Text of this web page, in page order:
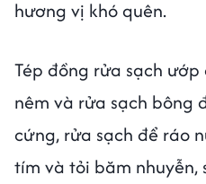
hương vị khó quên.
Tép đồng rửa sạch
nêm và rửa sạch bông
cứng, rửa sạch để ráo
tím và tỏi băm nhuyễn,